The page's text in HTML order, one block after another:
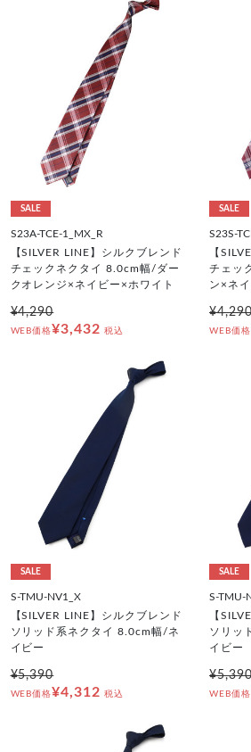
SALE
S23A-TCE-1_MX_R
【SILVER LINE】シルクブレンド
チェックネクタイ 8.0cm幅/ダー
クオレンジ×ネイビー×ホワイト
¥4,290
WEB価格¥3,432 税込
SALE
S23S-
【
チェッ
ン×ネ
WEB価格
SALE
S-TMU-NV1_X
【SILVER LINE】シルクブレンド
ソリッド系ネクタイ 8.0cm幅/ネ
イビー
¥5,390
WEB価格¥4,312 税込
SALE
S-TMU-
【
ソリッ
イビー
WEB価格